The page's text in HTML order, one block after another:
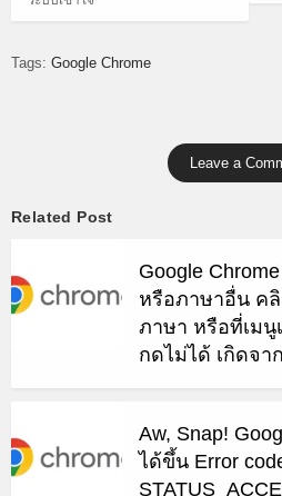
Tags: Google Chrome
Leave a
Related Post
Google
หรือภาษาอื่น ค
ภาษา หรือที่เม
กดไม่ได้ เกิดจา
Aw, Snap!
ได้ขึ้น Error